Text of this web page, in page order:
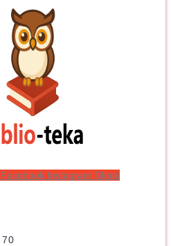
Facebook Instagram Tiktok